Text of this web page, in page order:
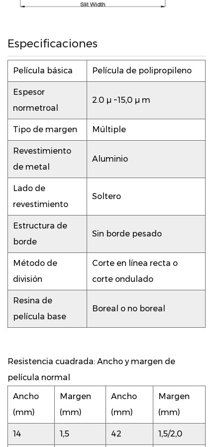
hoy para obtener más información sobre cómo esta
aplicaciones.
Especificaciones
Película básica Película de polipropileno
Espesor
normetroal
2.0 µ ~15,0 µ m
Tipo de margen Múltiple
Revestimiento
de metal
Aluminio
Lado de
revestimiento
Soltero
Estructura de
borde
Sin borde pesado
Método de
división
Corte en línea recta o
corte ondulado
Resina de
película base
Boreal o no boreal
Resistencia cuadrada: Ancho y margen de
película normal
Ancho
(mm)
Margen
(mm)
Ancho
(mm)
Margen
(mm)
14 1,5 42 1,5/2,0